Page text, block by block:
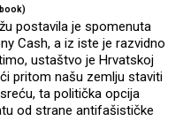
postavila je spomenuta
Cash, a iz iste je razvidno
ustaštvo je Hrvatskoj
pritom našu zemlju staviti
sreću, ta politička opcija
od strane antifašističke